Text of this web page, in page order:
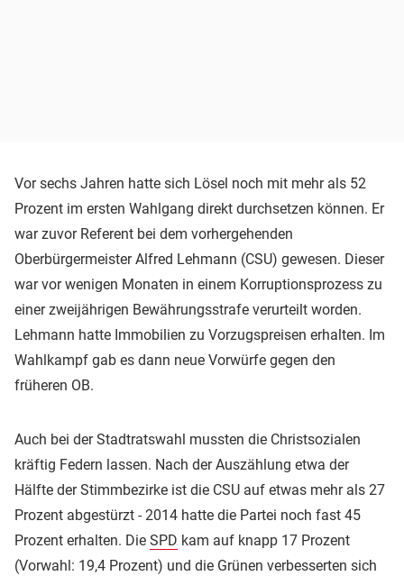
Vor sechs Jahren hatte sich Lösel noch mit mehr als 52
Prozent im ersten Wahlgang direkt durchsetzen können. Er
war zuvor Referent bei dem vorhergehenden
Oberbürgermeister Alfred Lehmann (CSU) gewesen. Dieser
war vor wenigen Monaten in einem Korruptionsprozess zu
einer zweijährigen Bewährungsstrafe verurteilt worden.
Lehmann hatte Immobilien zu Vorzugspreisen erhalten. Im
Wahlkampf gab es dann neue Vorwürfe gegen den
früheren OB.
Auch bei der Stadtratswahl mussten die Christsozialen
kräftig Federn lassen. Nach der Auszählung etwa der
Hälfte der Stimmbezirke ist die CSU auf etwas mehr als 27
Prozent abgestürzt - 2014 hatte die Partei noch fast 45
Prozent erhalten. Die SPD kam auf knapp 17 Prozent
(Vorwahl: 19,4 Prozent) und die Grünen verbesserten sich